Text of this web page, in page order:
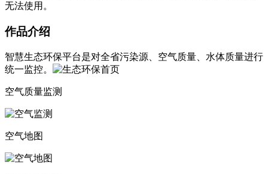
无法使用。
作品介绍
智慧生态环保平台是对全省污染源、空气质量、水体质量进行
统一监控。
空气质量监测
空气地图